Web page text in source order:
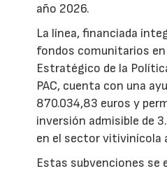
año 2026.
La línea, financiada
fondos comunitarios en
Estratégico de la
PAC, cuenta con una
870.034,83 euros y
inversión admisible de
en el sector vitivinícola
Estas subvenciones se